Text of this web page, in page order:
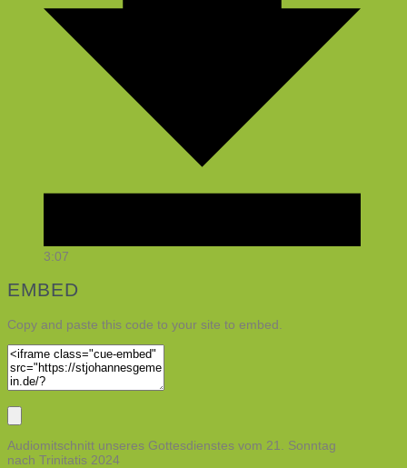
3:07
EMBED
Copy and paste this code to your site to embed.
Audiomitschnitt unseres Gottesdienstes vom 21. Sonntag
nach Trinitatis 2024